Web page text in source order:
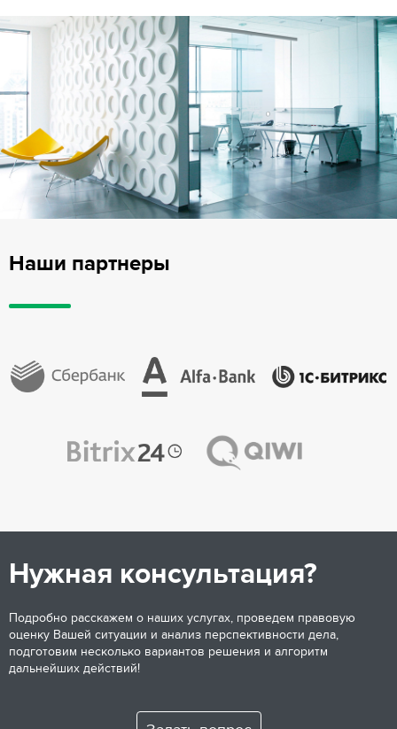
Наши партнеры
Нужная консультация?
Подробно расскажем о наших услугах, проведем правовую
оценку Вашей ситуации и анализ перспективности дела,
подготовим несколько вариантов решения и алгоритм
дальнейших действий!